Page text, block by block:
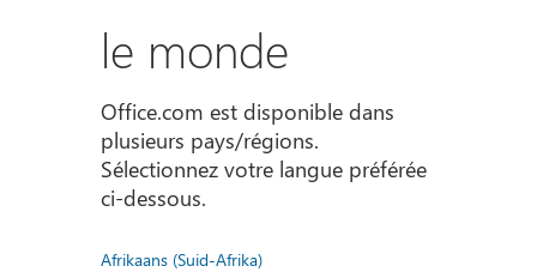
le monde
Office.com est disponible dans
plusieurs pays/régions.
Sélectionnez votre langue préférée
ci-dessous.
Afrikaans (Suid-Afrika)